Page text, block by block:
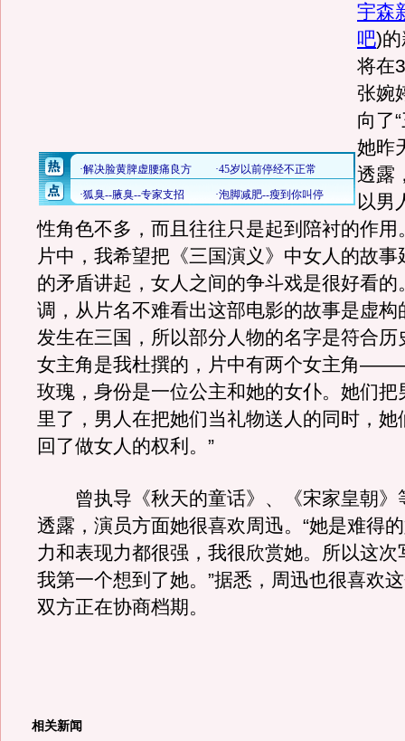
宇森
吧)
将在
张婉
向了
她昨
透露
以男
性角色不多，而且往往只是起到陪衬的作用
片中，我希望把《三国演义》中女人的故事
的矛盾讲起，女人之间的争斗戏是很好看的
调，从片名不难看出这部电影的故事是虚构
发生在三国，所以部分人物的名字是符合历
女主角是我杜撰的，片中有两个女主角
玫瑰，身份是一位公主和她的女仆。她们把
里了，男人在把她们当礼物送人的同时，她
回了做女人的权利。”
曾执导《秋天的童话》、《宋家皇朝》
透露，演员方面她很喜欢周迅。“她是难得
力和表现力都很强，我很欣赏她。所以这次
我第一个想到了她。”据悉，周迅也很喜欢
双方正在协商档期。
相关新闻